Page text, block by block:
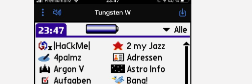
[GK] Agenda - GeForce
[LS] [PS5] ps5-y2jb-
[GK] Pourquoi Marvel
[GK] Test : Restory : Chill
[GK] GTA 6 : Rockstar
[GK] Hot Wheels Infinite
[GK] Mémoire cash -